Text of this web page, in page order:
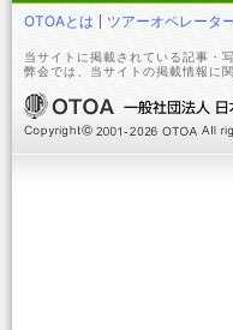
OTOAとは ツアーオペレータ
当サイトに掲載されている記事・
弊会では、当サイトの掲載情報に